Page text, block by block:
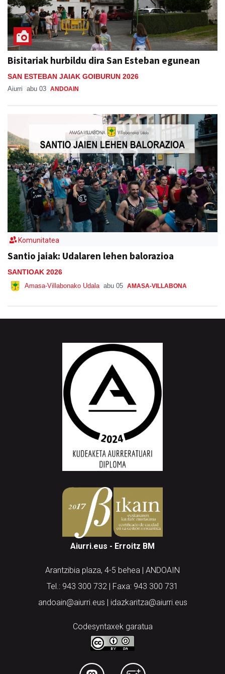
Bisitariak hurbildu dira San Esteban egunean
SAN ESTEBAN JAIAK GOIBURUN 2026
Aiurri abu 03 ANDOAIN
Komunitatea
Santio jaiak: Udalaren lehen balorazioa
SANTIOAK 2026
Amasa-Villabonako Udala abu 05 AMASA-VILLABONA
Aiurri.eus - Erroitz BM
Arantzibia plaza, 4-5 behea | ANDOAIN
Tel.: 943 300 732 | Faxa: 943 300 731
andoain@aiurri.eus | idazkaritza@aiurri.eus
Codesyntaxek garatua